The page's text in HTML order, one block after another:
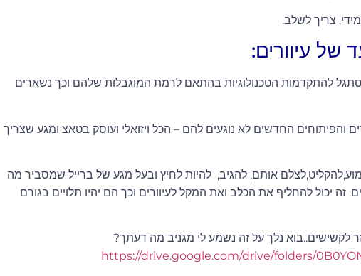
צריך לשלב.
להתקדמות הטכנולוגיות בהתאם לרמת המוגבלות שלהם וכך נשארים
והפיתוחים החדשים לא נוגעים להם – הכל ויזואלי ועוסק בטאצ ומגע שצריך
אותם, להגיב, להיות לחיץ ובעל מגע של ברייל שמסביר מה
יכול להחליף את הכלב ואת המקל לעיוורים וכך הם יהיו תלויים בגורם
נלך על זה נשמע לי מגניב מה דעתך?
https://drive.google.com/drive/folders/